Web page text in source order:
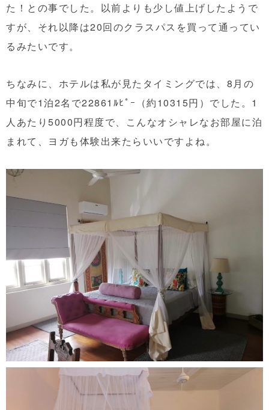
た！との事でした。以前よりも少し値上げしたようで
すが、それ以降は20回のクラスパスを買って通ってい
るみたいです。
ちなみに、ホテルは私が見たタイミングでは、 8月の
中旬で1泊2名で22861 ﾙﾋﾟｰ（約10315円）でした。 1
人あたり 5000円程度で、こんなオシャレなお部屋に泊
まれて、ヨガも体験出来たらいいですよね。